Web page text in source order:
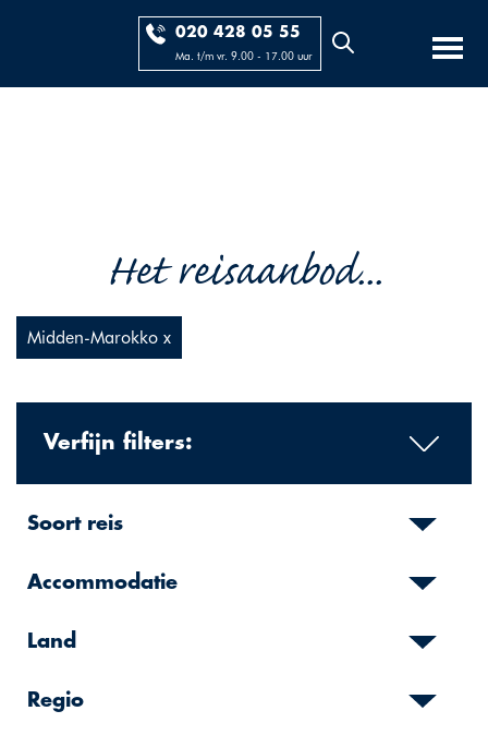
020 428 05 55
Ma. t/m vr. 9.00 - 17.00 uur
Het reisaanbod...
Midden-Marokko x
Verfijn filters:
Soort reis
Accommodatie
Land
Regio